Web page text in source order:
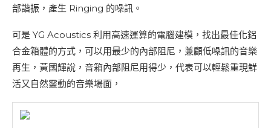
部諧振，產生 Ringing 的噪訊。
可是 YG Acoustics 利用高速運算的電腦建模，找出最佳化鋁
合金箱體的方式，可以用最少的內部阻尼，兼顧低噪訊的音樂
再生，黃國輝說，音箱內部阻尼用得少，代表可以輕鬆重現鮮
活又自然靈動的音樂場面，